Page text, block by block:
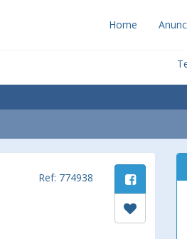
Home
Ref: 774938